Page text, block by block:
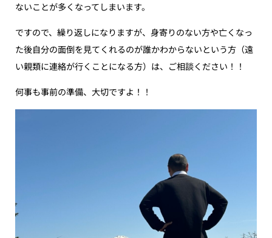
ないことが多くなってしまいます。
ですので、繰り返しになりますが、身寄りのない方や亡くなっ
た後自分の面倒を見てくれるのが誰かわからないという方（遠
い親類に連絡が行くことになる方）は、ご相談ください！！
何事も事前の準備、大切ですよ！！